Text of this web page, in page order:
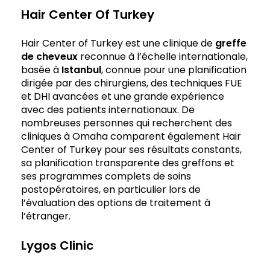
Hair Center Of Turkey
Hair Center of Turkey est une clinique de greffe
de cheveux reconnue à l’échelle internationale,
basée à Istanbul, connue pour une planification
dirigée par des chirurgiens, des techniques FUE
et DHI avancées et une grande expérience
avec des patients internationaux. De
nombreuses personnes qui recherchent des
cliniques à Omaha comparent également Hair
Center of Turkey pour ses résultats constants,
sa planification transparente des greffons et
ses programmes complets de soins
postopératoires, en particulier lors de
l’évaluation des options de traitement à
l’étranger.
Lygos Clinic